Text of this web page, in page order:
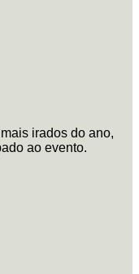
irados do ano,
ao evento.